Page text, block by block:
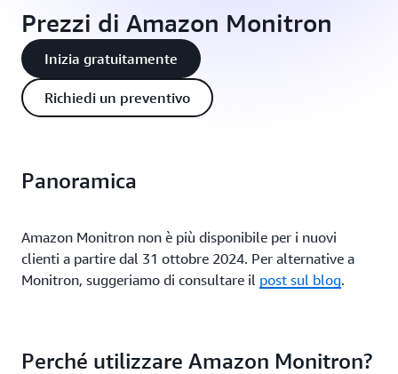
Prezzi di Amazon Monitron
Inizia gratuitamente
Richiedi un preventivo
Panoramica
Amazon Monitron non è più disponibile per i nuovi
clienti a partire dal 31 ottobre 2024. Per alternative a
Monitron, suggeriamo di consultare il post sul blog.
Perché utilizzare Amazon Monitron?